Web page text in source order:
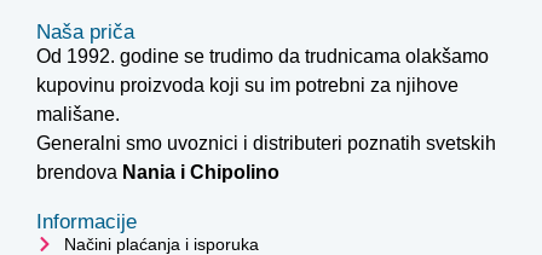
Naša priča
Od 1992. godine se trudimo da trudnicama olakšamo
kupovinu proizvoda koji su im potrebni za njihove
mališane.
Generalni smo uvoznici i distributeri poznatih svetskih
brendova Nania i Chipolino
Informacije
Načini plaćanja i isporuka